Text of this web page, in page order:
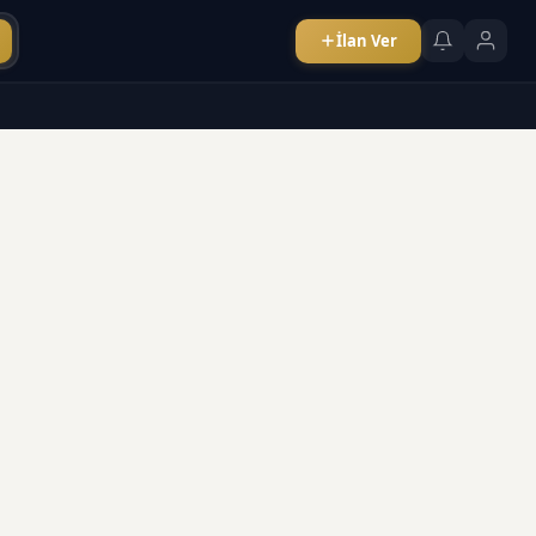
İlan Ver